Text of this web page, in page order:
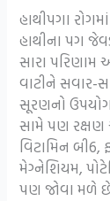
હાથીપગા
હાથીના પગ
સારા
વાટીને સવાર-
સૂરણનો
સામે પણ રક્ષણ
વિટામિન
મેગ્નેશિયમ,
પણ જોવા મળે